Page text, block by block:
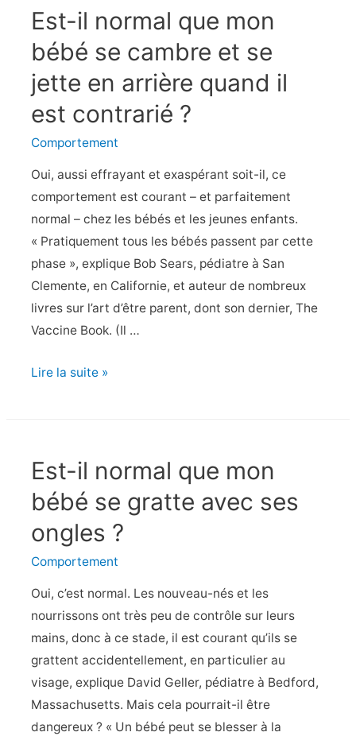
aime
Est-il normal que mon
bébé se cambre et se
jette en arrière quand il
est contrarié ?
Comportement
Oui, aussi effrayant et exaspérant soit-il, ce
comportement est courant – et parfaitement
normal – chez les bébés et les jeunes enfants.
« Pratiquement tous les bébés passent par cette
phase », explique Bob Sears, pédiatre à San
Clemente, en Californie, et auteur de nombreux
livres sur l’art d’être parent, dont son dernier, The
Vaccine Book. (Il …
Est-
mon
bébé
se
cambre
se
jette
en
arrière
quand
il
est
contrarié
Lire la suite »
Est-il normal que mon
bébé se gratte avec ses
ongles ?
Comportement
Oui, c’est normal. Les nouveau-nés et les
nourrissons ont très peu de contrôle sur leurs
mains, donc à ce stade, il est courant qu’ils se
grattent accidentellement, en particulier au
visage, explique David Geller, pédiatre à Bedford,
Massachusetts. Mais cela pourrait-il être
dangereux ? « Un bébé peut se blesser à la